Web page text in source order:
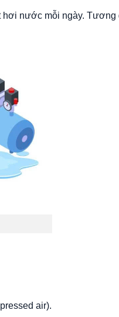
hơi nước mỗi ngày.
air).